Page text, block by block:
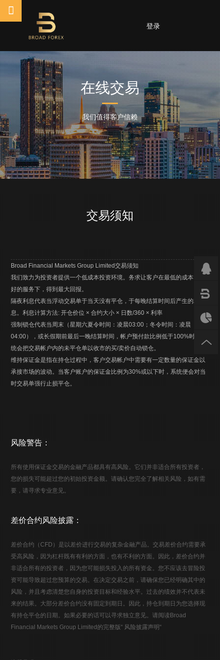
登录
在线交易
我们值得客户信赖
交易须知
Broad Financial Markets Group Limited交易须知
我们致力为投资者提供一个低成本投资环境。务求让客户在最低的成本、最
好的服务下，得到最大回报。
隔夜利息代表当浮动交易单于当天没有平仓，于每晚结算时间后产生的利
息。利息计算方法: 开仓价位 × 合约大小 × 日数/360 × 利率
强制锁仓代表当周末（星期六夏令时间：凌晨03:00；冬令时间：凌晨
04:00），或长假期前最后一晚结算时间，帐户预付款比例低于100%时，系
统会把交易帐户内的未平仓单以收市的买/卖价自动锁仓。
维持保证金是指在持仓过程中，客户交易帐户中需要有一定数量的保证金以
承接市场的波动。当客户账户的保证金比例为30%或以下时，系统便会对当
时交易单强行止损平仓。
风险警告：
所有使用保证金交易的金融产品都具有高风险。它们并非适合所有投资者，
您的损失可能超过您的初始投资金额。请确认您完全了解相关风险，如有需
要，请寻求专业意见。
差价合约风险披露：
差价合约（CFD）是以差价进行交易的复杂金融产品。交易差价合约需要承
受高风险，因为杠杆既有有利的方面，也有不利的方面。因此，差价合约并
非适合所有的投资者，因为您可能损失投入的所有资金。您不应该去冒险投
资可能导致超过您预算的交易。在决定交易之前，请确保您已经明确其中的
风险，并且考虑清楚您自身的投资目标和经验水平。过去的绩效并不代表未
来的结果。大部分差价合约没有固定到期日。因此，持仓到期日为您选择现
有持仓平仓的日期。如果必要的话可以寻求独立意见。请阅读Broad
Financial Markets Group Limited的完整版“ 风险披露声明“